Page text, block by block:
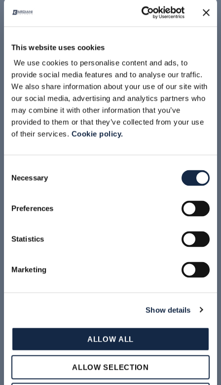
This website uses cookies
We use cookies to personalise content and ads, to
provide social media features and to analyse our traffic.
We also share information about your use of our site with
our social media, advertising and analytics partners who
may combine it with other information that you’ve
provided to them or that they’ve collected from your use
of their services. Cookie policy.
Selection
Necessary
Preferences
Statistics
Marketing
Show details
ALLOW ALL
ALLOW SELECTION
LEGGI TUTTO
NEWS
Archivio News & Eventi